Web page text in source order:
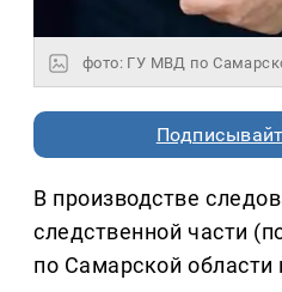
фото: ГУ МВД по
В производстве
следственной части
по Самарской области